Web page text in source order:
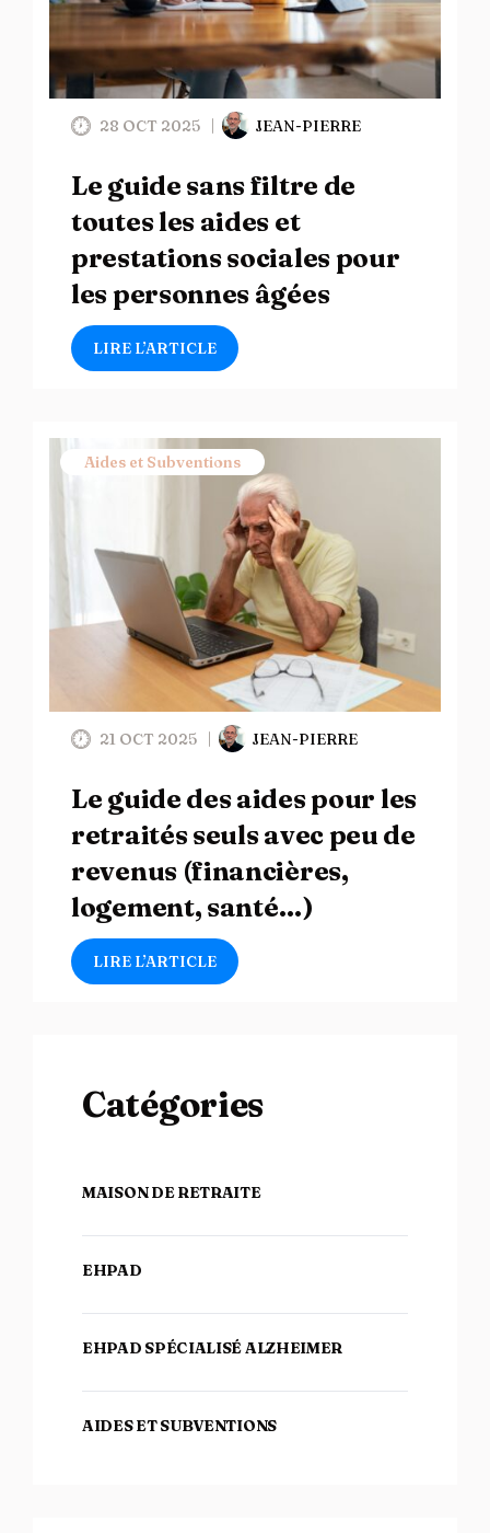
28 OCT 2025 JEAN-PIERRE
Le guide sans filtre de
toutes les aides et
prestations sociales pour
les personnes âgées
LIRE L’ARTICLE
Aides et Subventions
21 OCT 2025 JEAN-PIERRE
Le guide des aides pour les
retraités seuls avec peu de
revenus (financières,
logement, santé…)
LIRE L’ARTICLE
Catégories
MAISON DE RETRAITE
EHPAD
EHPAD SPÉCIALISÉ ALZHEIMER
AIDES ET SUBVENTIONS